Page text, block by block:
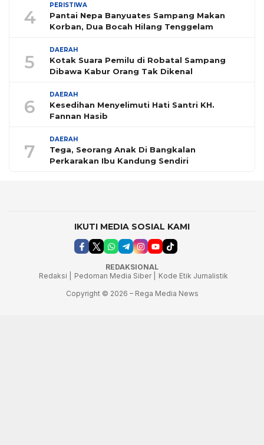
4
PERISTIWA
Pantai Nepa Banyuates Sampang Makan
Korban, Dua Bocah Hilang Tenggelam
5
DAERAH
Kotak Suara Pemilu di Robatal Sampang
Dibawa Kabur Orang Tak Dikenal
6
DAERAH
Kesedihan Menyelimuti Hati Santri KH.
Fannan Hasib
7
DAERAH
Tega, Seorang Anak Di Bangkalan
Perkarakan Ibu Kandung Sendiri
IKUTI MEDIA SOSIAL KAMI
REDAKSIONAL
Redaksi |
Pedoman Media Siber |
Kode Etik Jurnalistik
Copyright © 2026 – Rega Media News